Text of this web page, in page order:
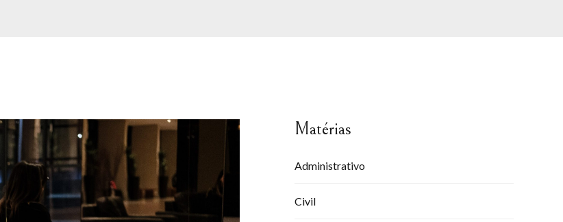
Matérias
Administrativo
Civil